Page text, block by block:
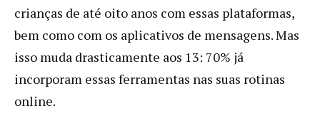
crianças de até oito anos com essas plataformas,
bem como com os aplicativos de mensagens. Mas
isso muda drasticamente aos 13: 70% já
incorporam essas ferramentas nas suas rotinas
online.